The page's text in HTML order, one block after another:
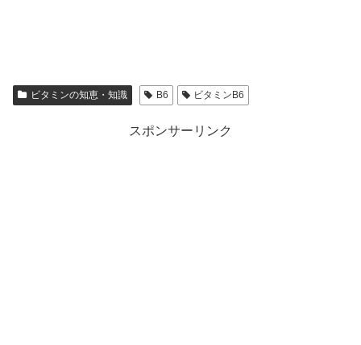
ビタミンの知恵・知識 B6 ビタミンB6
スポンサーリンク